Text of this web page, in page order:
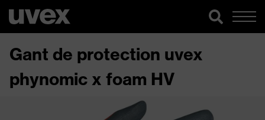
Gant de protection uvex
phynomic x foam HV